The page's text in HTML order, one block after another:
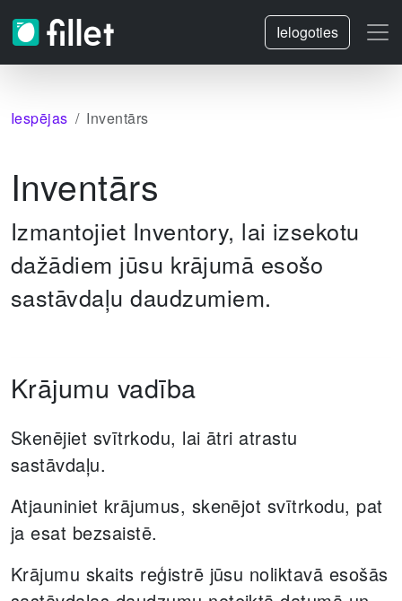
Ielogoties
Iespējas Inventārs
Inventārs
Izmantojiet Inventory, lai izsekotu
dažādiem jūsu krājumā esošo
sastāvdaļu daudzumiem.
Krājumu vadība
Skenējiet svītrkodu, lai ātri atrastu
sastāvdaļu.
Atjauniniet krājumus, skenējot svītrkodu, pat
ja esat bezsaistē.
Krājumu skaits reģistrē jūsu noliktavā esošās